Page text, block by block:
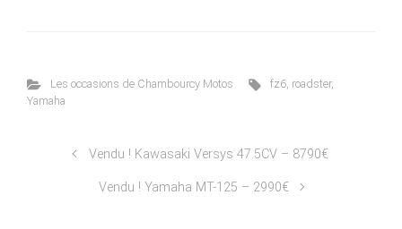
Les occasions de Chambourcy Motos fz6, roadster,
Yamaha
Vendu ! Kawasaki Versys 47.5CV – 8790€
Vendu ! Yamaha MT-125 – 2990€